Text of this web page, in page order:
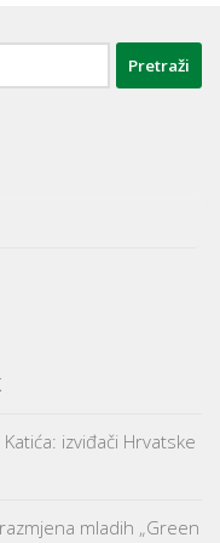
izviđači Hrvatske
mladih „Green